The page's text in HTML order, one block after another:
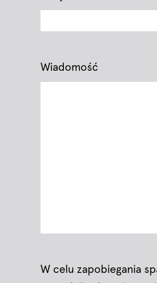
Wiadomość
W celu zapobiegania